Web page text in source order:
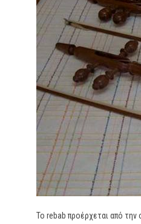
Το rebab προέρχεται από την